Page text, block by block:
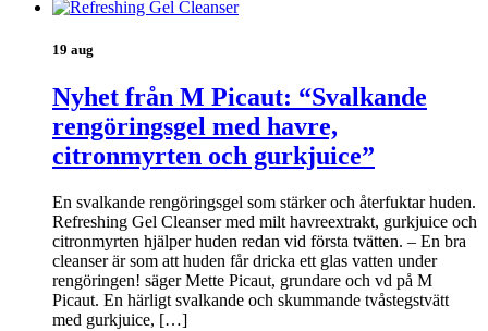
19 aug
Nyhet från M Picaut: “Svalkande
rengöringsgel med havre,
citronmyrten och gurkjuice”
En svalkande rengöringsgel som stärker och återfuktar huden.
Refreshing Gel Cleanser med milt havreextrakt, gurkjuice och
citronmyrten hjälper huden redan vid första tvätten. – En bra
cleanser är som att huden får dricka ett glas vatten under
rengöringen! säger Mette Picaut, grundare och vd på M
Picaut. En härligt svalkande och skummande tvåstegstvätt
med gurkjuice, […]